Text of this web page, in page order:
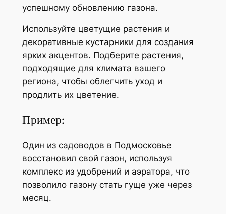
успешному обновлению газона.
Используйте цветущие растения и
декоративные кустарники для создания
ярких акцентов. Подберите растения,
подходящие для климата вашего
региона, чтобы облегчить уход и
продлить их цветение.
Пример:
Один из садоводов в Подмосковье
восстановил свой газон, используя
комплекс из удобрений и аэратора, что
позволило газону стать гуще уже через
месяц.